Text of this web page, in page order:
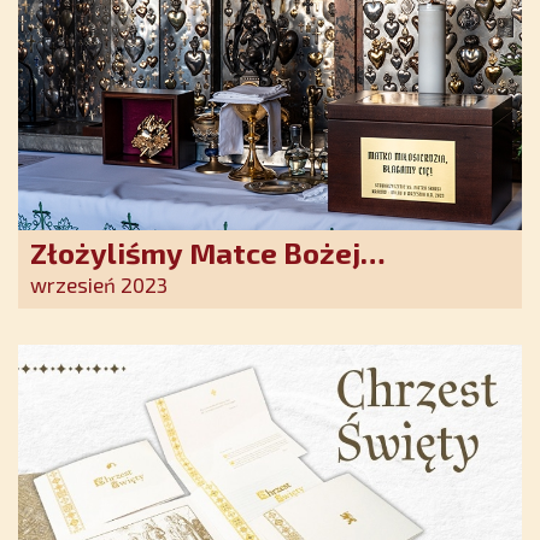
Złożyliśmy Matce Bożej
Ostrobramskiej pozłacane wotum
wrzesień 2023